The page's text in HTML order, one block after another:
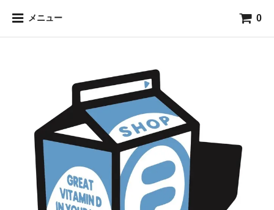
メニュー 0